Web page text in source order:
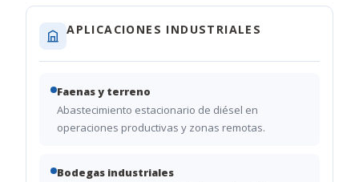
APLICACIONES INDUSTRIALES
Faenas y terreno
Abastecimiento estacionario de diésel en
operaciones productivas y zonas remotas.
Bodegas industriales